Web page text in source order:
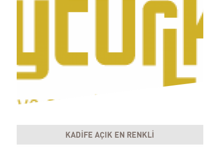
KADİFE AÇIK EN RENKLİ